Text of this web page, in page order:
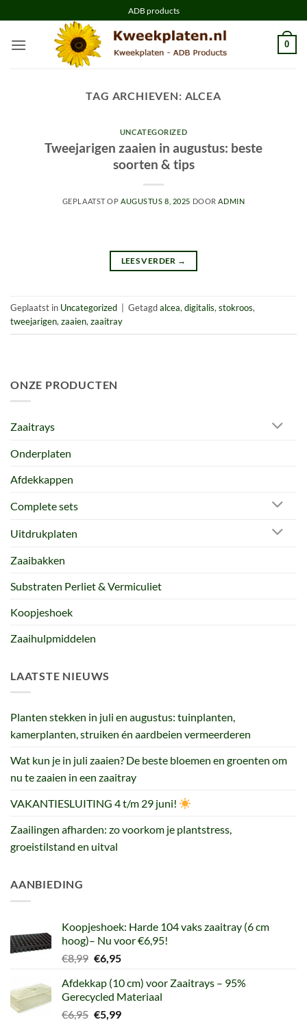
naar
inhoud
ADB products
0
TAG ARCHIEVEN: ALCEA
UNCATEGORIZED
Tweejarigen zaaien in augustus: beste
soorten & tips
GEPLAATST OP AUGUSTUS 8, 2025 DOOR ADMIN
LEES VERDER →
Geplaatst in Uncategorized Getagdalcea, digitalis, stokroos,
tweejarigen, zaaien, zaaitray
ONZE PRODUCTEN
Zaaitrays
Onderplaten
Afdekkappen
Complete sets
Uitdrukplaten
Zaaibakken
Substraten Perliet & Vermiculiet
Koopjeshoek
Zaaihulpmiddelen
LAATSTE NIEUWS
Planten stekken in juli en augustus: tuinplanten,
kamerplanten, struiken én aardbeien vermeerderen
Wat kun je in juli zaaien? De beste bloemen en groenten om
nu te zaaien in een zaaitray
VAKANTIESLUITING 4 t/m 29 juni!
Zaailingen afharden: zo voorkom je plantstress,
groeistilstand en uitval
AANBIEDING
Koopjeshoek: Harde 104 vaks zaaitray (6 cm
hoog)– Nu voor €6,95!
€8,99 Oorspronkelijke
was:
€8,99.
€6,95Huidige
is:
€6,95.
Afdekkap (10 cm) voor Zaaitrays – 95%
Gerecycled Materiaal
€6,95 Oorspronkelijke
€5,99Huidige